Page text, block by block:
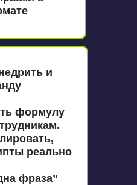
и
формулу
реально
фраза”